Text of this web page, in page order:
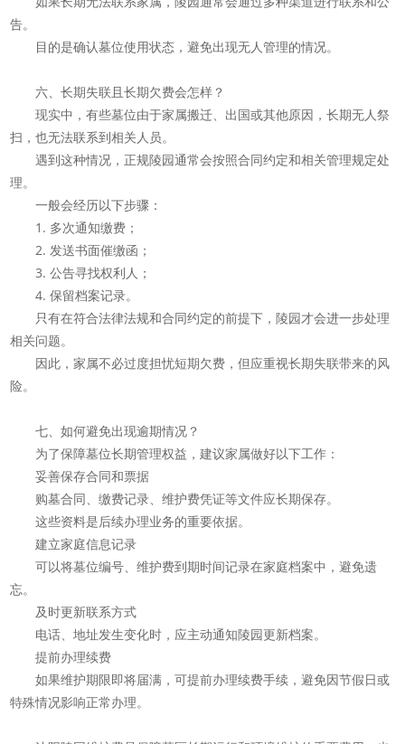
告。
目的是确认墓位使用状态，避免出现无人管理的情况。
六、长期失联且长期欠费会怎样？
现实中，有些墓位由于家属搬迁、出国或其他原因，长期无人祭
扫，也无法联系到相关人员。
遇到这种情况，正规陵园通常会按照合同约定和相关管理规定处
理。
一般会经历以下步骤：
1. 多次通知缴费；
2. 发送书面催缴函；
3. 公告寻找权利人；
4. 保留档案记录。
只有在符合法律法规和合同约定的前提下，陵园才会进一步处理
相关问题。
因此，家属不必过度担忧短期欠费，但应重视长期失联带来的风
险。
七、如何避免出现逾期情况？
为了保障墓位长期管理权益，建议家属做好以下工作：
妥善保存合同和票据
购墓合同、缴费记录、维护费凭证等文件应长期保存。
这些资料是后续办理业务的重要依据。
建立家庭信息记录
可以将墓位编号、维护费到期时间记录在家庭档案中，避免遗
忘。
及时更新联系方式
电话、地址发生变化时，应主动通知陵园更新档案。
提前办理续费
如果维护期限即将届满，可提前办理续费手续，避免因节假日或
特殊情况影响正常办理。